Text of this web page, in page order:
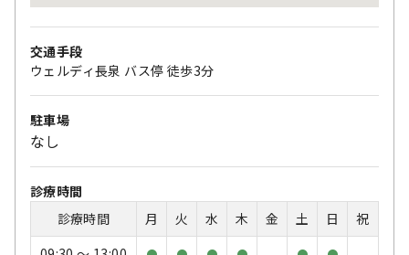
交通手段
ウェルディ長泉 バス停 徒歩3分
駐車場
なし
診療時間
診療時間
月 火 水 木 金 土 日
祝